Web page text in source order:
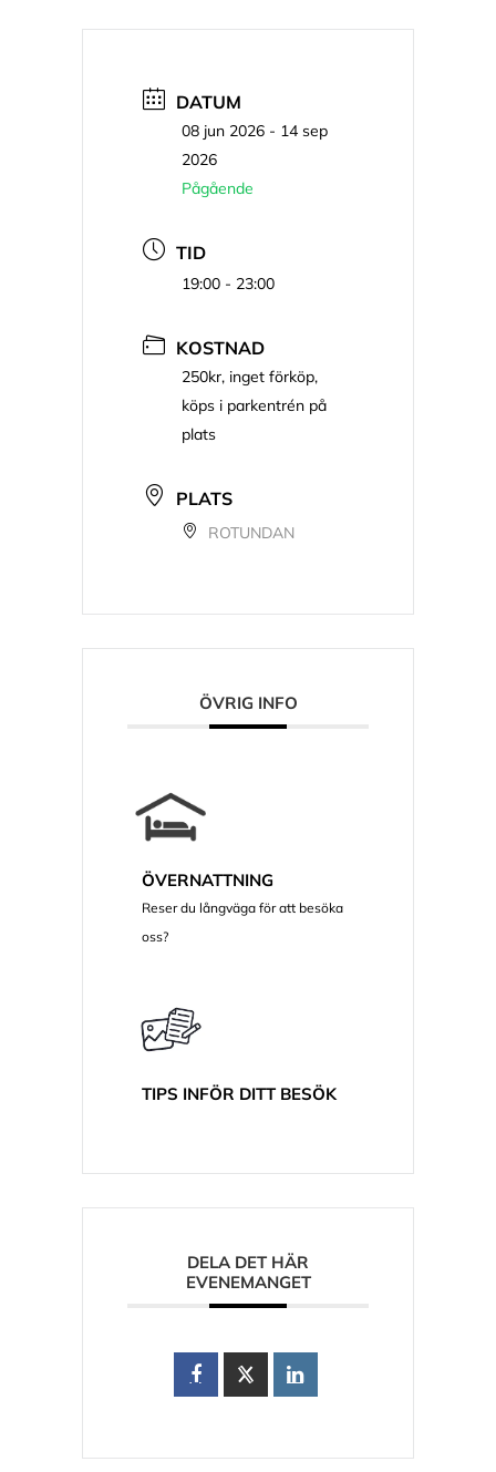
DATUM
08 jun 2026 - 14 sep
2026
Pågående
TID
19:00 - 23:00
KOSTNAD
250kr, inget förköp,
köps i parkentrén på
plats
PLATS
ROTUNDAN
ÖVRIG INFO
ÖVERNATTNING
Reser du långväga för att besöka
oss?
TIPS INFÖR DITT BESÖK
DELA DET HÄR
EVENEMANGET